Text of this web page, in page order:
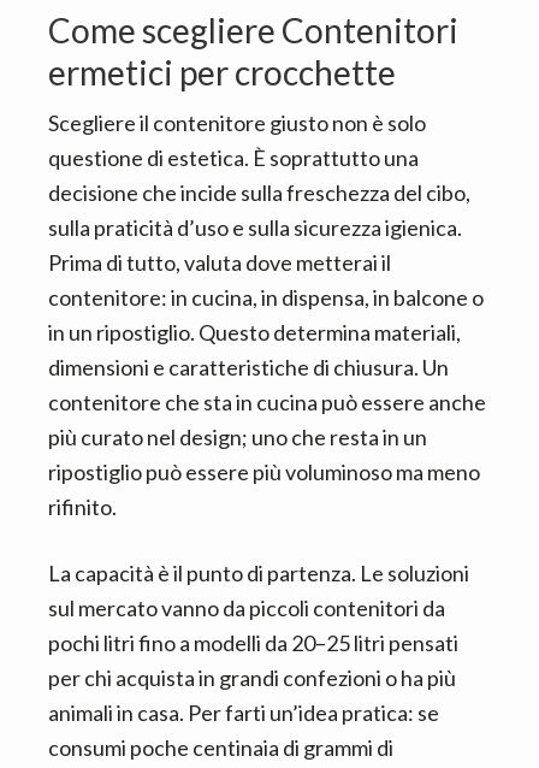
Come scegliere Contenitori
ermetici per crocchette
Scegliere il contenitore giusto non è solo
questione di estetica. È soprattutto una
decisione che incide sulla freschezza del cibo,
sulla praticità d’uso e sulla sicurezza igienica.
Prima di tutto, valuta dove metterai il
contenitore: in cucina, in dispensa, in balcone o
in un ripostiglio. Questo determina materiali,
dimensioni e caratteristiche di chiusura. Un
contenitore che sta in cucina può essere anche
più curato nel design; uno che resta in un
ripostiglio può essere più voluminoso ma meno
rifinito.
La capacità è il punto di partenza. Le soluzioni
sul mercato vanno da piccoli contenitori da
pochi litri fino a modelli da 20–25 litri pensati
per chi acquista in grandi confezioni o ha più
animali in casa. Per farti un’idea pratica: se
consumi poche centinaia di grammi di